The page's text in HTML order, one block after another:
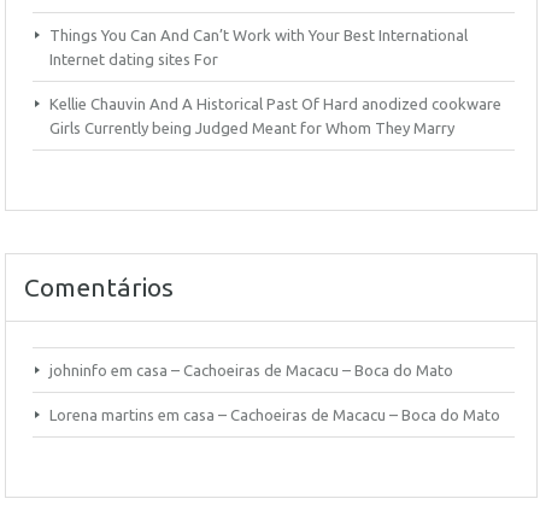
Things You Can And Can’t Work with Your Best International
Internet dating sites For
Kellie Chauvin And A Historical Past Of Hard anodized cookware
Girls Currently being Judged Meant for Whom They Marry
Comentários
johninfo em casa – Cachoeiras de Macacu – Boca do Mato
Lorena martins em casa – Cachoeiras de Macacu – Boca do Mato